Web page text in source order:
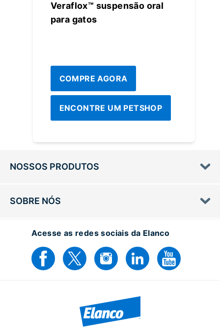
Veraflox™️ suspensão oral
para gatos
COMPRE AGORA
ENCONTRE UM PETSHOP
NOSSOS PRODUTOS
SOBRE NÓS
Acesse as redes sociais da Elanco